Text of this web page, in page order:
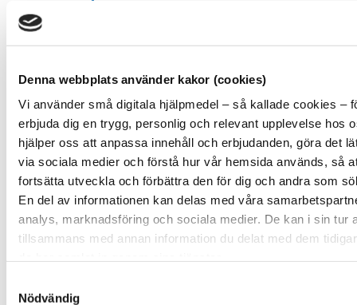
Denna webbplats använder kakor (cookies)
Vi använder små digitala hjälpmedel – så kallade cookies –
erbjuda dig en trygg, personlig och relevant upplevelse hos
hjälper oss att anpassa innehåll och erbjudanden, göra det
via sociala medier och förstå hur vår hemsida används, så
fortsätta utveckla och förbättra den för dig och andra som
En del av informationen kan delas med våra
analys, marknadsföring och sociala medier. De kan i sin tur
tillsammans med annan information du delat med dem
allt vi gör på SockerSkolan.
Nödvändig
Meny
FÖR
SOCKERSKOLANS
DELTAGARE
Endast för SockerSkolans
deltagare
Materialet som du försöker titta på är bara till för de som går på